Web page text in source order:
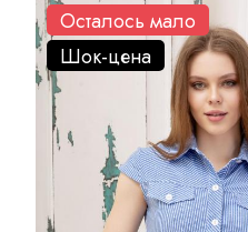
Осталось мало
Шок-цена